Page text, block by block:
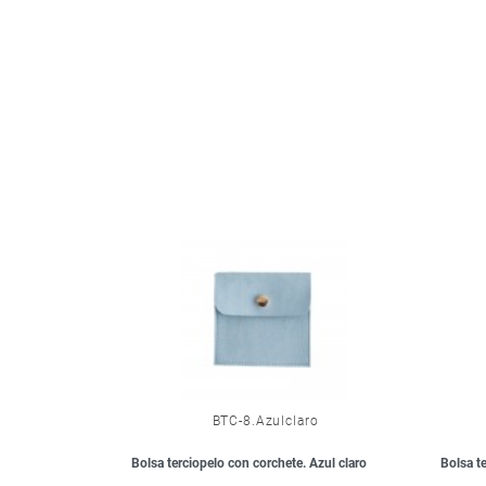
BTC-8.Azulclaro
Bolsa terciopelo con corchete. Azul claro Bolsa